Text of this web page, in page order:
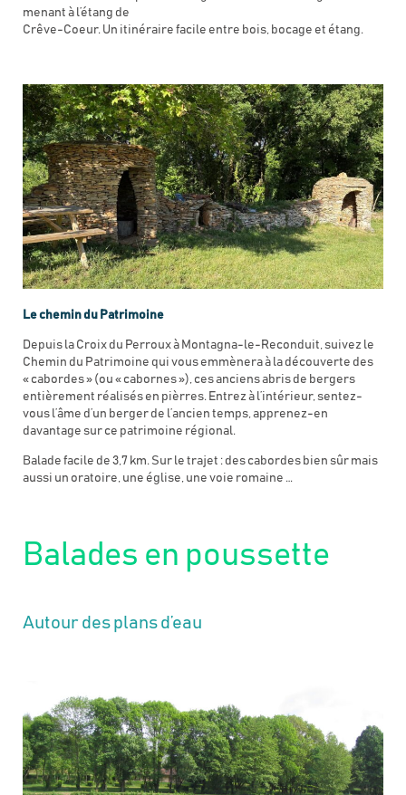
menant à l’étang de
Crêve-Coeur. Un itinéraire facile entre bois, bocage et étang.
Le chemin du Patrimoine
Depuis la Croix du Perroux à Montagna-le-Reconduit, suivez le
Chemin du Patrimoine qui vous emmènera à la découverte des
« cabordes » (ou « cabornes »), ces anciens abris de bergers
entièrement réalisés en pièrres. Entrez à l’intérieur, sentez-
vous l’âme d’un berger de l’ancien temps, apprenez-en
davantage sur ce patrimoine régional.
Balade facile de 3,7 km. Sur le trajet : des cabordes bien sûr mais
aussi un oratoire, une église, une voie romaine …
Balades en poussette
Autour des plans d’eau